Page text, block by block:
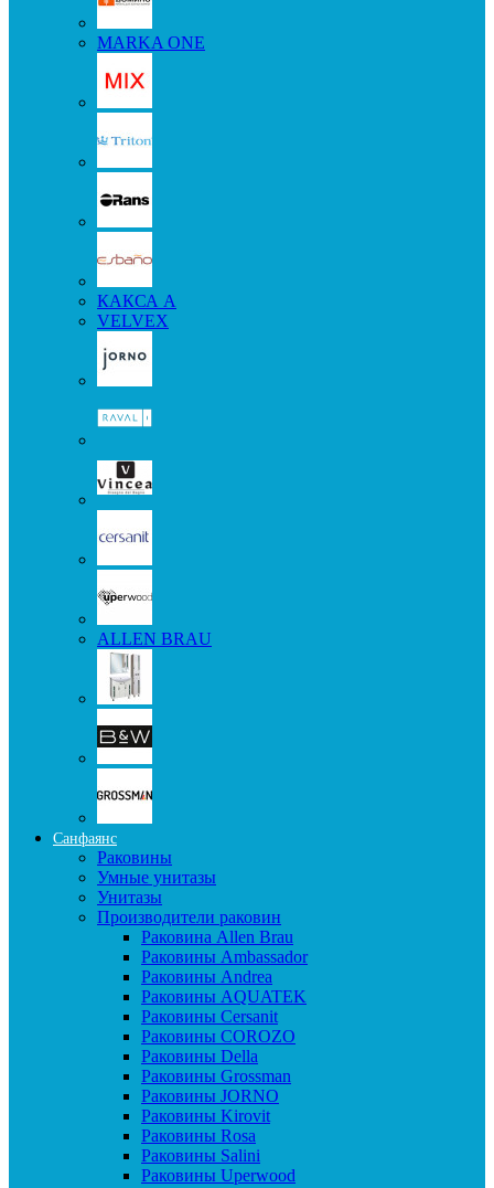
MARKA ONE
КАКСА А
VELVEX
ALLEN BRAU
Санфаянс
Раковины
Умные унитазы
Унитазы
Производители раковин
Раковина Allen Brau
Раковины Ambassador
Раковины Andrea
Раковины AQUATEK
Раковины Cersanit
Раковины COROZO
Раковины Della
Раковины Grossman
Раковины JORNO
Раковины Kirovit
Раковины Rosa
Раковины Salini
Раковины Uperwood